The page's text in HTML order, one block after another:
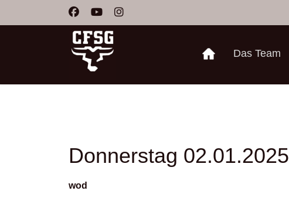
Das Team
Donnerstag 02.01.2025
wod